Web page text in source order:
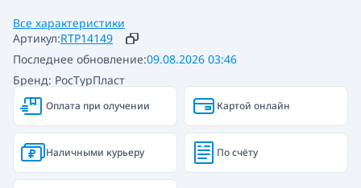
Артикул:RTP14149
Бренд: РосТурПласт
Последнее обновление:09.08.2026 03:46
Все характеристики
Оплата при олучении Картой онлайн
Наличными курьеру По счёту